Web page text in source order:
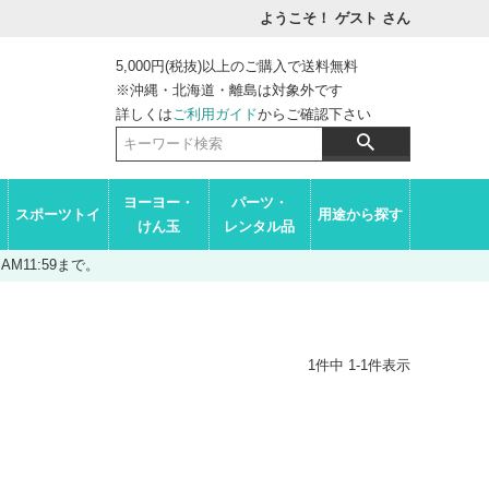
ようこそ！ ゲスト さん
5,000円(税抜)以上のご購入で送料無料
※沖縄・北海道・離島は対象外です
詳しくはご利用ガイドからご確認下さい
スポーツトイ
ヨーヨー・
けん玉
パーツ・
レンタル品
用途から探す
まで。
1件中 1-1件表示